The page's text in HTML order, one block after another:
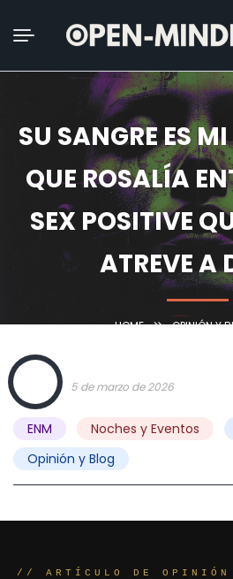
Buscar:
SU SANGRE ES
QUE ROSALÍA
SEX POSITIVE
ATREVE A
HOME
OPINIÓN Y
5 de marzo de 2026
ENM Noches y Eventos
Opinión y Blog
// ARTÍCULO DE OPINIÓN